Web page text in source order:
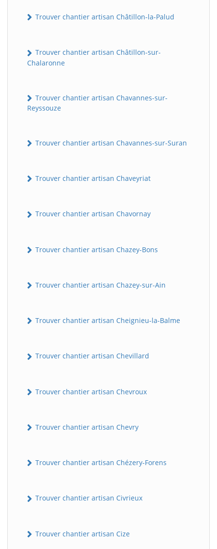
Trouver chantier artisan Châtillon-la-Palud
Trouver chantier artisan Châtillon-sur-
Chalaronne
Trouver chantier artisan Chavannes-sur-
Reyssouze
Trouver chantier artisan Chavannes-sur-Suran
Trouver chantier artisan Chaveyriat
Trouver chantier artisan Chavornay
Trouver chantier artisan Chazey-Bons
Trouver chantier artisan Chazey-sur-Ain
Trouver chantier artisan Cheignieu-la-Balme
Trouver chantier artisan Chevillard
Trouver chantier artisan Chevroux
Trouver chantier artisan Chevry
Trouver chantier artisan Chézery-Forens
Trouver chantier artisan Civrieux
Trouver chantier artisan Cize